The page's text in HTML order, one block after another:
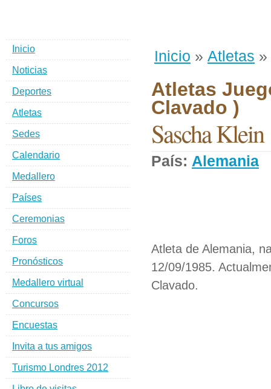
Inicio » Atletas
Atletas
Clavado )
Sascha Klein
País: Alemania
Atleta de Alemania,
12/09/1985.
Clavado.
Inicio
Noticias
Deportes
Atletas
Sedes
Calendario
Medallero
Países
Ceremonias
Foros
Pronósticos
Medallero virtual
Concursos
Encuestas
Invita a tus amigos
Turismo Londres 2012